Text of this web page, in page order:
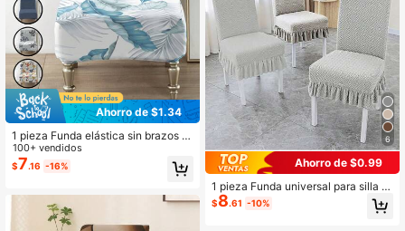
Ahorro de $1.34
1 pieza Funda elástica sin brazos p
ara silla con estampado, apta para s
ofá individual pequeño, hotel, resta
urante, apta para tallas grandes
100+ vendidos
$7.16 -16%
6
Ahorro de $0.99
1 pieza Funda universal para silla d
e comedor de jacquard, elástica, a
prueba de polvo, antiarañazos, con
$8.61 -10%